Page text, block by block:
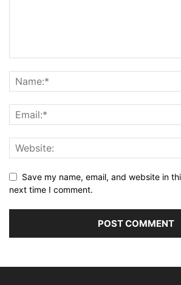
Save my name, email, and website in
next time I comment.